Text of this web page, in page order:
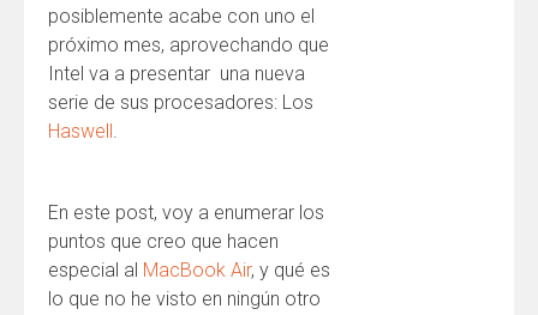
posiblemente acabe con uno el
próximo mes, aprovechando que
Intel va a presentar una nueva
serie de sus procesadores: Los
Haswell.
En este post, voy a enumerar los
puntos que creo que hacen
especial al MacBook Air, y qué es
lo que no he visto en ningún otro